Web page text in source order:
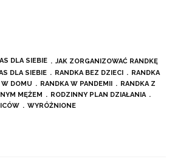
DLA SIEBIE
JAK ZORGANIZOWAĆ RANDKĘ
DLA SIEBIE RANDKA BEZ DZIECI
RANDKA
W DOMU RANDKA W PANDEMII
RANDKA Z
MĘŻEM
RODZINNY PLAN DZIAŁANIA
WYRÓŻNIONE